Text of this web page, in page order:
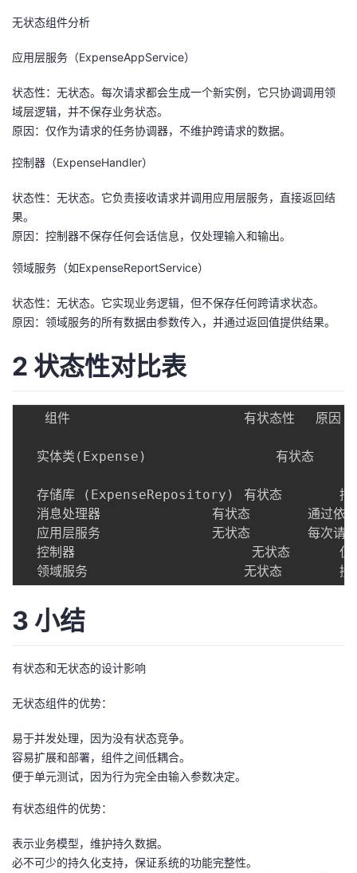
验
收
藏
议
无状态组件分析
应用层服务（ExpenseAppService）
状态性：无状态。每次请求都会生成一个新实例，它只协调调用领
域层逻辑，并不保存业务状态。
原因：仅作为请求的任务协调器，不维护跨请求的数据。
控制器（ExpenseHandler）
状态性：无状态。它负责接收请求并调用应用层服务，直接返回结
果。
原因：控制器不保存任何会话信息，仅处理输入和输出。
领域服务（如ExpenseReportService）
状态性：无状态。它实现业务逻辑，但不保存任何跨请求状态。
原因：领域服务的所有数据由参数传入，并通过返回值提供结果。
2 状态性对比表
   组件						有状态性	 原因
  实体类(Expense)				有状态	   持有业务数据（金额、类别、备注等），
  存储库 (ExpenseRepository)	有状态		持有所有费用记录的持久化数据。
  消息处理器 				有状态		通过依赖存储库将消息数据存储为持久状态。
  应用层服务 				无状态		每次请求生成新实例，不保存任何跨请求的数据。
  控制器  					 无状态		仅处理输入输出，不维护会话或业务数据。
3 小结
有状态和无状态的设计影响
无状态组件的优势：
易于并发处理，因为没有状态竞争。
容易扩展和部署，组件之间低耦合。
便于单元测试，因为行为完全由输入参数决定。
有状态组件的优势：
表示业务模型，维护持久数据。
必不可少的持久化支持，保证系统的功能完整性。